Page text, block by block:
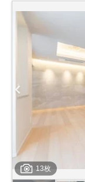
13枚